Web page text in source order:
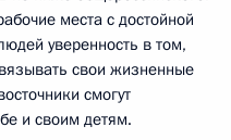
места с достойной
уверенность в том,
свои жизненные
смогут
и своим детям.